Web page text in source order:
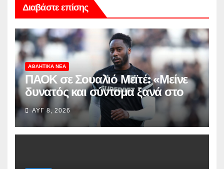
Διαβάστε επίσης
ΑΘΛΗΤΙΚΆ ΝΈΑ
ΠΑΟΚ σε Σουαλιό Μεϊτέ: «Μείνε
δυνατός και σύντομα ξανά στο
γήπεδο»
ΑΥΓ 8, 2026